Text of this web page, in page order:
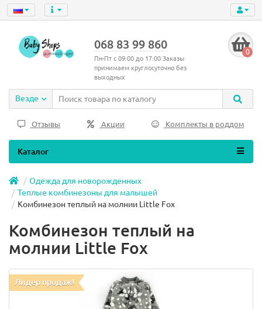
068 83 99 860
Пн-Пт с 09:00 до 17:00 Заказы
принимаем круглосуточно без
выходных
0
Везде
Отзывы Акции Комплекты в роддом
Каталог
Одежда для новорожденных
Теплые комбинезоны для малышей
Комбинезон теплый на молнии Little Fox
Комбинезон теплый на
молнии Little Fox
Лидер продаж!